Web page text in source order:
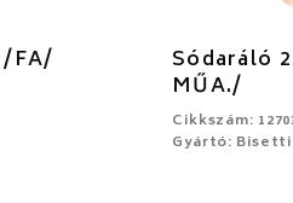
FA/ Sódaráló
MŰA./
Cikkszám:
Gyártó: Bisetti